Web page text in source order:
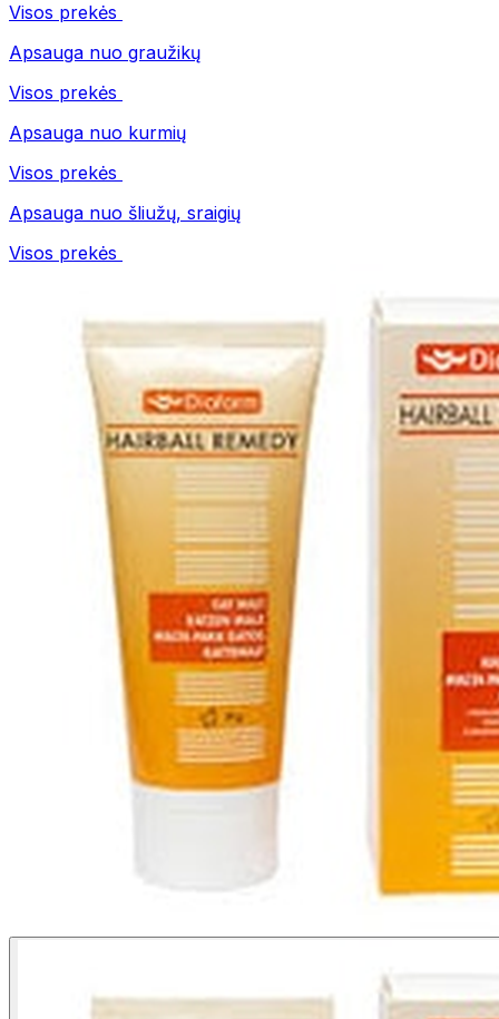
Visos prekės
Apsauga nuo graužikų
Visos prekės
Apsauga nuo kurmių
Visos prekės
Apsauga nuo šliužų, sraigių
Visos prekės